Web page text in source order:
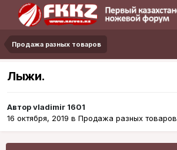
Продажа разных товаров
Лыжи.
Авторvladimir 1601
16 октября, 2019 в Продажа разных товаров